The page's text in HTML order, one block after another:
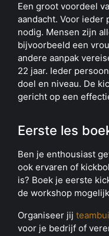
Een groot voordeel
aandacht. Voor ieder
nodig. Mensen zijn
bijvoorbeeld een
andere aanpak
22 jaar. Ieder
doel en niveau. De
gericht op een
Eerste les
Ben je enthousiast
ook ervaren of
is? Boek je eerste
de workshop
Organiseer jij
voor je bedrijf of